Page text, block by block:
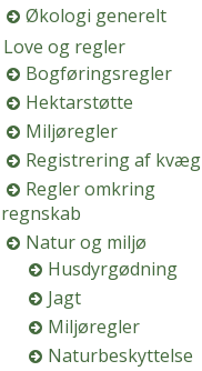
Økologi generelt
Love og regler
Bogføringsregler
Hektarstøtte
Miljøregler
Registrering af kvæg
Regler omkring
regnskab
Natur og miljø
Husdyrgødning
Jagt
Miljøregler
Naturbeskyttelse